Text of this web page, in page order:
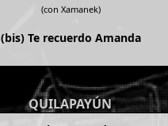
(con Xamanek)
(bis)Te recuerdo Amanda
QUILAPAYÚN